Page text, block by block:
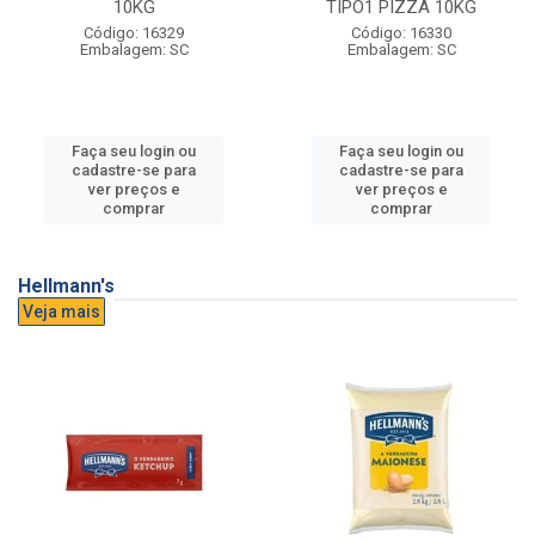
10KG
Código: 16329
Embalagem: SC
Faça seu login ou
cadastre-se para
ver preços e
comprar
TIPO1 PIZZA 10KG
Código: 16330
Embalagem: SC
Faça seu login ou
cadastre-se para
ver preços e
comprar
Hellmann's
Veja mais